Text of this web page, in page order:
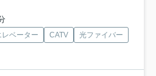
レベーター CATV
光ファイバー